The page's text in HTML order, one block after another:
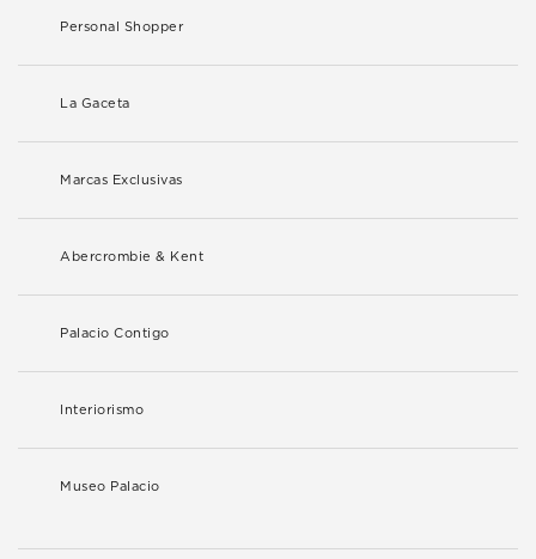
Personal Shopper
La Gaceta
Marcas Exclusivas
Abercrombie & Kent
Palacio Contigo
Interiorismo
Museo Palacio